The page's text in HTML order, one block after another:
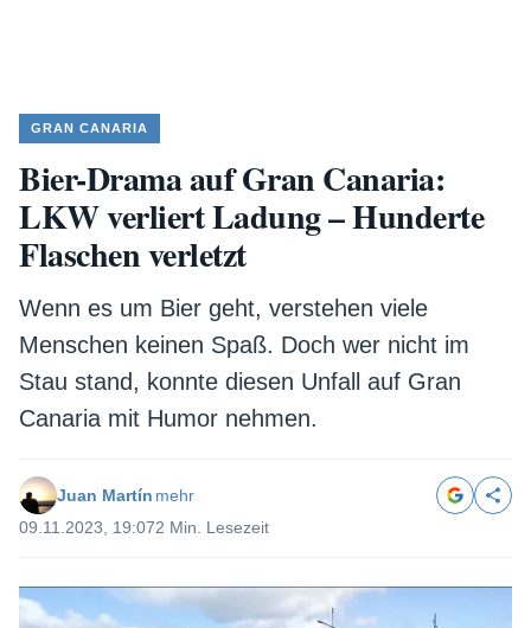
GRAN CANARIA
Bier-Drama auf Gran Canaria:
LKW verliert Ladung – Hunderte
Flaschen verletzt
Wenn es um Bier geht, verstehen viele
Menschen keinen Spaß. Doch wer nicht im
Stau stand, konnte diesen Unfall auf Gran
Canaria mit Humor nehmen.
Juan Martín mehr
09.11.2023, 19:072 Min. Lesezeit